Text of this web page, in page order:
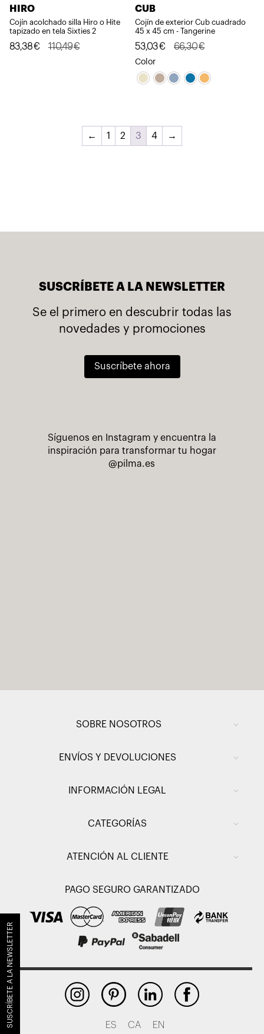
HIRO
Cojín acolchado silla Hiro o Hite
tapizado en tela Sixties 2
110,49€
El
83,38€
El
CUB
Cojín de exterior Cub cuadrado
45 x 45 cm - Tangerine
66,30€
El
precio
original
53,03€
El
precio
actual
Color
← 1 2 3 4 →
SUSCRÍBETE A LA NEWSLETTER
Se el primero en descubrir todas las
novedades y promociones
Suscríbete ahora
Síguenos en Instagram y encuentra la
inspiración para transformar tu hogar
@pilma.es
SOBRE NOSOTROS
ENVÍOS Y DEVOLUCIONES
INFORMACIÓN LEGAL
CATEGORÍAS
ATENCIÓN AL CLIENTE
PAGO SEGURO GARANTIZADO
SUSCRÍBETE A LA NEWSLETTER ES CA EN